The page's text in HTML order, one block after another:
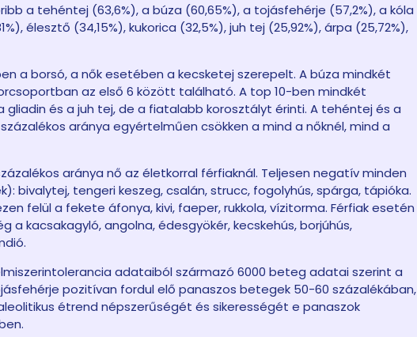
a tehéntej (63,6%), a búza (60,65%), a tojásfehérje (57,2%), a kóla
élesztő (34,15%), kukorica (32,5%), juh tej (25,92%), árpa (25,72%),
a borsó, a nők esetében a kecsketej szerepelt. A búza mindkét
az első 6 között található. A top 10-ben mindkét
és a juh tej, de a fiatalabb korosztályt érinti. A tehéntej és a
aránya egyértelműen csökken a mind a nőknél, mind a
aránya nő az életkorral férfiaknál. Teljesen negatív minden
bivalytej, tengeri keszeg, csalán, strucc, fogolyhús, spárga, tápióka.
felül a fekete áfonya, kivi, faeper, rukkola, vízitorma. Férfiak esetén
a kacsakagyló, angolna, édesgyökér, kecskehús, borjúhús,
adataiból származó 6000 beteg adatai szerint a
pozitívan fordul elő panaszos betegek 50-60 százalékában,
étrend népszerűségét és sikerességét e panaszok